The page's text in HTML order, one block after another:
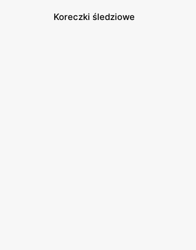
Koreczki śledziowe